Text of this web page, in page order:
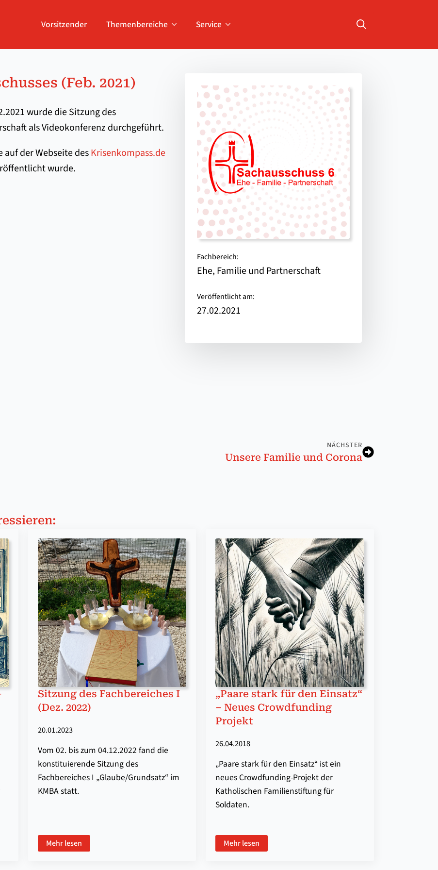
Vorsitzender Themenbereiche Service
(Feb. 2021)
wurde die Sitzung des
als Videokonferenz durchgeführt.
der Webseite desKrisenkompass.de
wurde.
Fachbereich:
Ehe, Familie und Partnerschaft
Veröffentlicht am:
27.02.2021
NÄCHSTER
Unsere Familie und Corona
Sit­zung des Fach­be­reich­es I
(Dez. 2022)
20.01.2023
Vom 02. bis zum 04.12.2022 fand die
konstituierende Sitzung des
Fachbereiches I „Glaube/Grundsatz“ im
KMBA statt.
Mehr lesen
„Paare stark für den Einsatz“
– Neues Crowdfunding
Projekt
26.04.2018
„Paare stark für den Einsatz“ ist ein
neues Crowdfunding-Projekt der
Katholischen Familienstiftung für
Soldaten.
Mehr lesen